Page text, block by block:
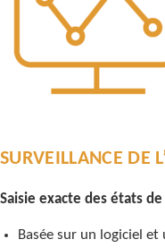
SURVEILLANCE DE
Saisie exacte des états
Basée sur un logiciel